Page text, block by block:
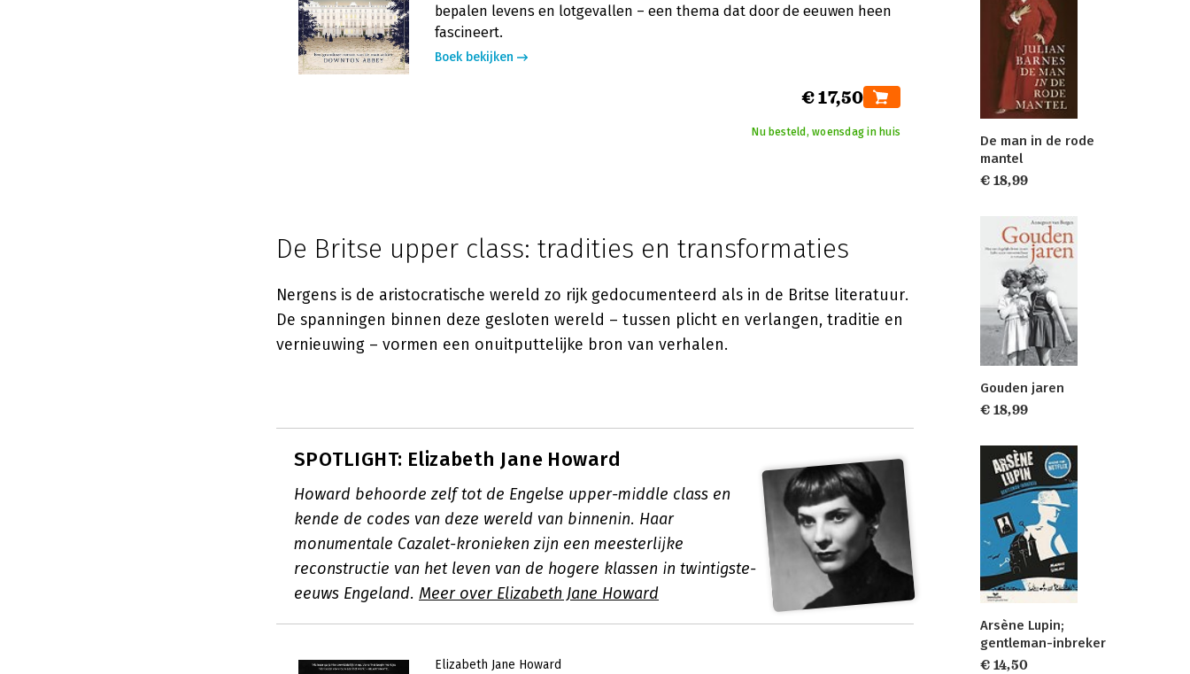
bepalen levens en lotgevallen – een thema dat door de eeuwen heen
fascineert.
Boek bekijken
€ 17,50
Nu besteld, woensdag in huis
De Britse upper class: tradities en transformaties
Nergens is de aristocratische wereld zo rijk gedocumenteerd als in de Britse literatuur.
De spanningen binnen deze gesloten wereld – tussen plicht en verlangen, traditie en
vernieuwing – vormen een onuitputtelijke bron van verhalen.
SPOTLIGHT: Elizabeth Jane Howard
Howard behoorde zelf tot de Engelse upper-middle class en
kende de codes van deze wereld van binnenin. Haar
monumentale Cazalet-kronieken zijn een meesterlijke
reconstructie van het leven van de hogere klassen in twintigste-
eeuws Engeland. Meer over Elizabeth Jane Howard
Elizabeth Jane Howard
De man in de rode
mantel
€ 18,99
Gouden jaren
€ 18,99
Arsène Lupin;
gentleman-inbreker
€ 14,50